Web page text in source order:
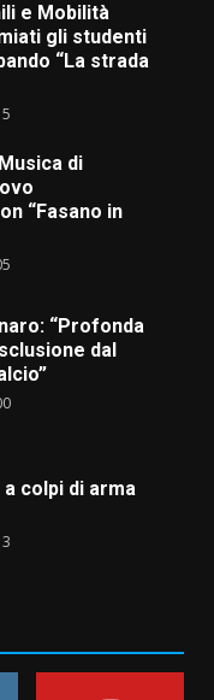
di
“Fasano in
“Profonda
dal
colpi di arma
il piano
del
di